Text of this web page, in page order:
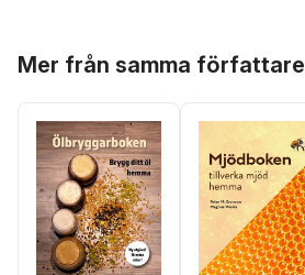
Mer från samma författare